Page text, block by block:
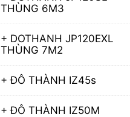
THÙNG 6M3
+ DOTHANH JP120EXL
THÙNG 7M2
+ ĐÔ THÀNH IZ45s
+ ĐÔ THÀNH IZ50M